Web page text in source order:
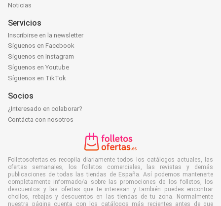
Noticias
Servicios
Inscribirse en la newsletter
Síguenos en Facebook
Síguenos en Instagram
Síguenos en Youtube
Síguenos en TikTok
Socios
¿Interesado en colaborar?
Contácta con nosotros
Folletosofertas.es recopila diariamente todos los catálogos actuales, las
ofertas semanales, los folletos comerciales, las revistas y demás
publicaciones de todas las tiendas de España. Así podemos mantenerte
completamente informado/a sobre las promociones de los folletos, los
descuentos y las ofertas que te interesan y también puedes encontrar
chollos, rebajas y descuentos en las tiendas de tu zona. Normalmente
nuestra página cuenta con los catálogos más recientes antes de que